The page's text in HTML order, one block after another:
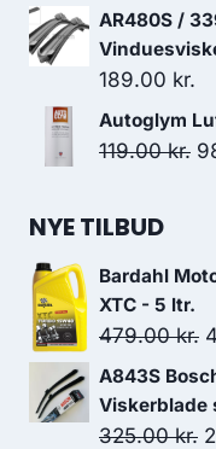
AR480S /
189.00 kr.
Autoglym
119.00kr.
NYE TILBUD
Bardahl
XTC - 5 ltr.
479.00kr.
A843S
325.00kr.